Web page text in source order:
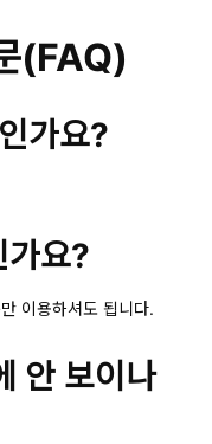
(FAQ)
가요?
가요?
이용하셔도 됩니다.
안 보이나